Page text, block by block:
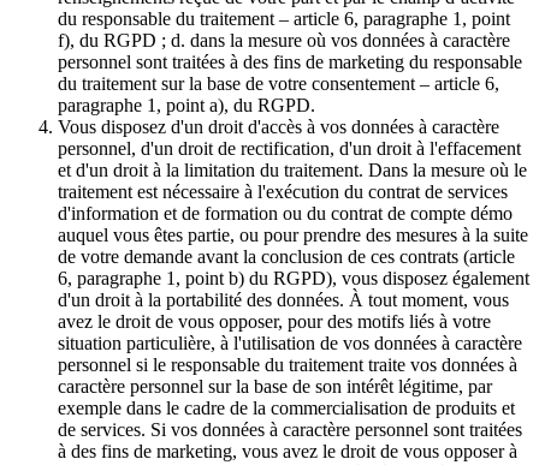
du responsable du traitement – article 6, paragraphe 1, point
f), du RGPD ; d. dans la mesure où vos données à caractère
personnel sont traitées à des fins de marketing du responsable
du traitement sur la base de votre consentement – article 6,
paragraphe 1, point a), du RGPD.
Vous disposez d'un droit d'accès à vos données à caractère
personnel, d'un droit de rectification, d'un droit à l'effacement
et d'un droit à la limitation du traitement. Dans la mesure où le
traitement est nécessaire à l'exécution du contrat de services
d'information et de formation ou du contrat de compte démo
auquel vous êtes partie, ou pour prendre des mesures à la suite
de votre demande avant la conclusion de ces contrats (article
6, paragraphe 1, point b) du RGPD), vous disposez également
d'un droit à la portabilité des données. À tout moment, vous
avez le droit de vous opposer, pour des motifs liés à votre
situation particulière, à l'utilisation de vos données à caractère
personnel si le responsable du traitement traite vos données à
caractère personnel sur la base de son intérêt légitime, par
exemple dans le cadre de la commercialisation de produits et
de services. Si vos données à caractère personnel sont traitées
à des fins de marketing, vous avez le droit de vous opposer à